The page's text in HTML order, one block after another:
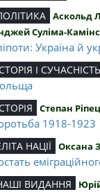
Аскольд
Суліма-
Україна й
І СУЧАСНІСТЬ
Степан
1918-1923
НАЦІЇ Оксана
ВИДАННЯ